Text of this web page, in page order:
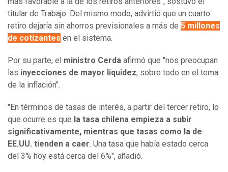
titular de Trabajo. Del mismo modo, advirtió que un cuarto
retiro dejaría sin ahorros previsionales a más de 5 millones
de cotizantes en el sistema.
Por su parte, el ministro Cerda afirmó que "nos preocupan
las inyecciones de mayor liquidez, sobre todo en el tema
de la inflación".
"En términos de tasas de interés, a partir del tercer retiro, lo
que ocurre es que la tasa chilena empieza a subir
significativamente, mientras que tasas como la de
EE.UU. tienden a caer. Una tasa que había estado cerca
del 3% hoy está cerca del 6%", añadió.